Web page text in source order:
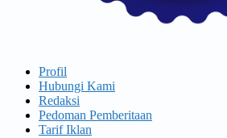
Profil
Hubungi Kami
Redaksi
Pedoman Pemberitaan
Tarif Iklan